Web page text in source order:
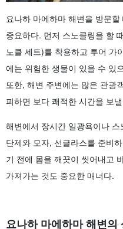
요나하 마에하마 해변을 방문
중요하다. 먼저 스노클링을 할
노클 세트)를 착용하고 투어 가
에는 위험한 생물이 있을 수 있
또한, 해변 주변에는 많은 관광
피하면 보다 쾌적한 시간을 보
해변에서 장시간 일광욕이나
단제와 모자, 선글라스를 준비
기 전에 몸을 깨끗이 씻어내고
가져가는 것도 중요한 매너다.
요나하 마에하마 해변의